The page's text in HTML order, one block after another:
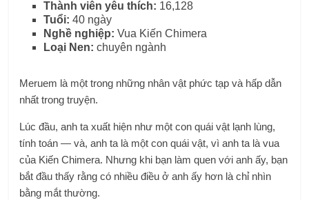
Thành viên yêu thích: 16,128
Tuổi:40 ngày
Nghề nghiệp:Vua Kiến Chimera
Loại Nen:chuyên ngành
Meruem là một trong những nhân vật phức tạp và hấp dẫn
nhất trong truyện.
Lúc đầu, anh ta xuất hiện như một con quái vật lạnh lùng,
tính toán — và, anh ta là một con quái vật, vì anh ta là vua
của Kiến Chimera. Nhưng khi bạn làm quen với anh ấy, bạn
bắt đầu thấy rằng có nhiều điều ở anh ấy hơn là chỉ nhìn
bằng mắt thường.